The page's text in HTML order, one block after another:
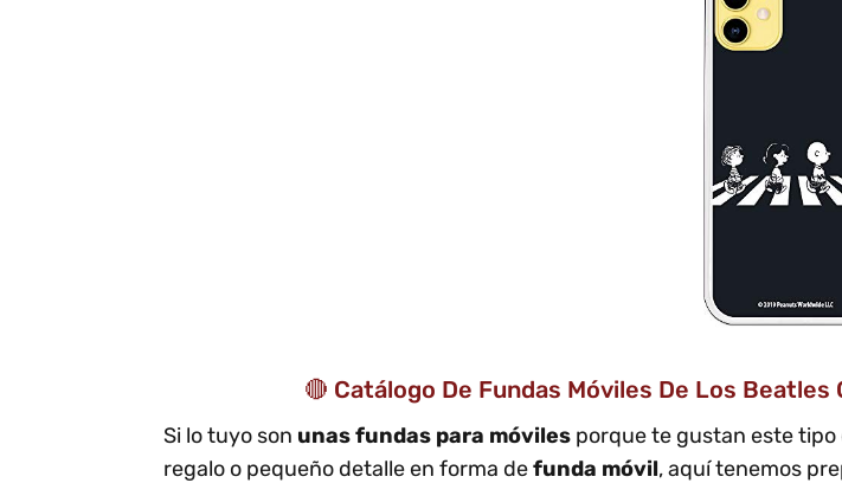
🔴 Catálogo De Fundas Móviles De Los Beatles
Si lo tuyo son unas fundas para móviles porque te gustan este tipo
regalo o pequeño detalle en forma defunda móvil, aquí tenemos